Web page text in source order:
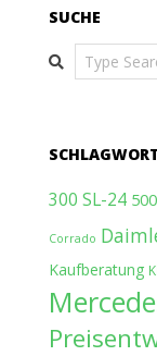
SUCHE
Search
300 SL-24
Corrado
Kaufberatung